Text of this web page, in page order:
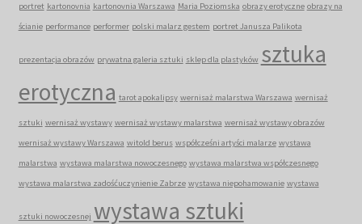
portret kartonovnia kartonovnia Warszawa Maria Poziomska obrazy erotyczne obrazy na
ścianie performance performer polski malarz gestem portret Janusza Palikota
prezentacja obrazów prywatna galeria sztuki sklep dla plastyków sztuka
erotyczna tarot apokalipsy wernisaż malarstwa Warszawa wernisaż
sztuki wernisaż wystawy wernisaż wystawy malarstwa wernisaż wystawy obrazów
wernisaż wystawy Warszawa witold berus współcześni artyści malarze wystawa
malarstwa wystawa malarstwa nowoczesnego wystawa malarstwa współczesnego
wystawa malarstwa zadośćuczynienie Zabrze wystawa niepohamowanie wystawa
sztuki nowoczesnej wystawa sztuki